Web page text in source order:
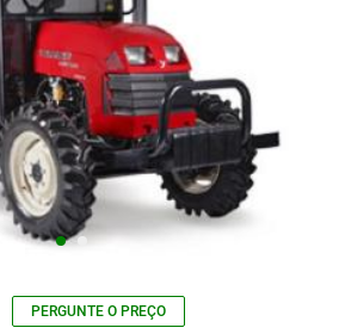
PERGUNTE O PREÇO